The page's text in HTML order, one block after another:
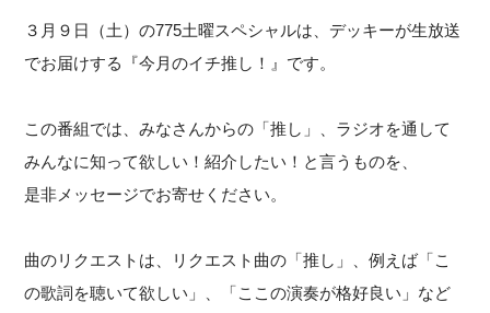
３月９日（土）の775土曜スペシャルは、デッキーが生放送
でお届けする『今月のイチ推し！』です。
この番組では、みなさんからの「推し」、ラジオを通して
みんなに知って欲しい！紹介したい！と言うものを、
是非メッセージでお寄せください。
曲のリクエストは、リクエスト曲の「推し」、例えば「こ
の歌詞を聴いて欲しい」、「ここの演奏が格好良い」など